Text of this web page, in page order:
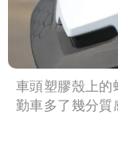
車頭塑膠殼上的
勤車多了幾分